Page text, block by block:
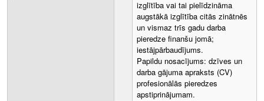
izglītība vai tai pielīdzināma
augstākā izglītība citās zinātnēs
un vismaz trīs gadu darba
pieredze finanšu jomā;
iestājpārbaudījums.
Papildu nosacījums: dzīves un
darba gājuma apraksts (CV)
profesionālās pieredzes
apstiprinājumam.